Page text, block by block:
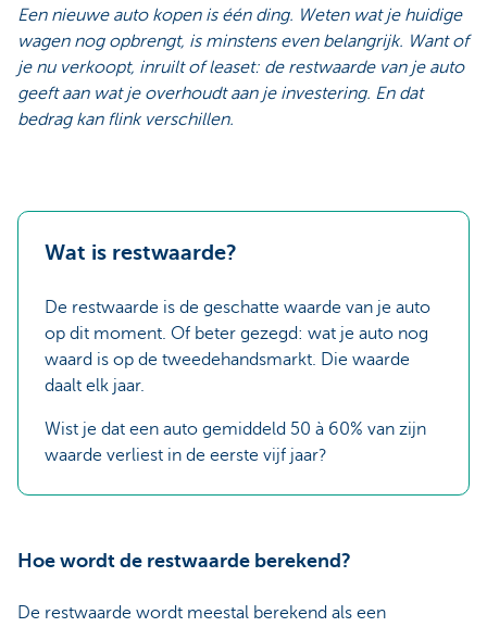
Een nieuwe auto kopen is één ding. Weten wat je huidige
wagen nog opbrengt, is minstens even belangrijk. Want of
je nu verkoopt, inruilt of leaset: de restwaarde van je auto
geeft aan wat je overhoudt aan je investering. En dat
bedrag kan flink verschillen.
Wat is restwaarde?
De restwaarde is de geschatte waarde van je auto
op dit moment. Of beter gezegd: wat je auto nog
waard is op de tweedehandsmarkt. Die waarde
daalt elk jaar.
Wist je dat een auto gemiddeld 50 à 60% van zijn
waarde verliest in de eerste vijf jaar?
Hoe wordt de restwaarde berekend?
De restwaarde wordt meestal berekend als een